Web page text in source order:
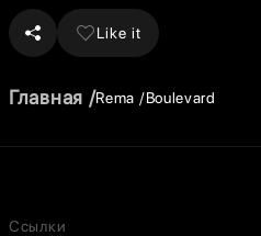
Like it
Главная Rema Boulevard
Ссылки